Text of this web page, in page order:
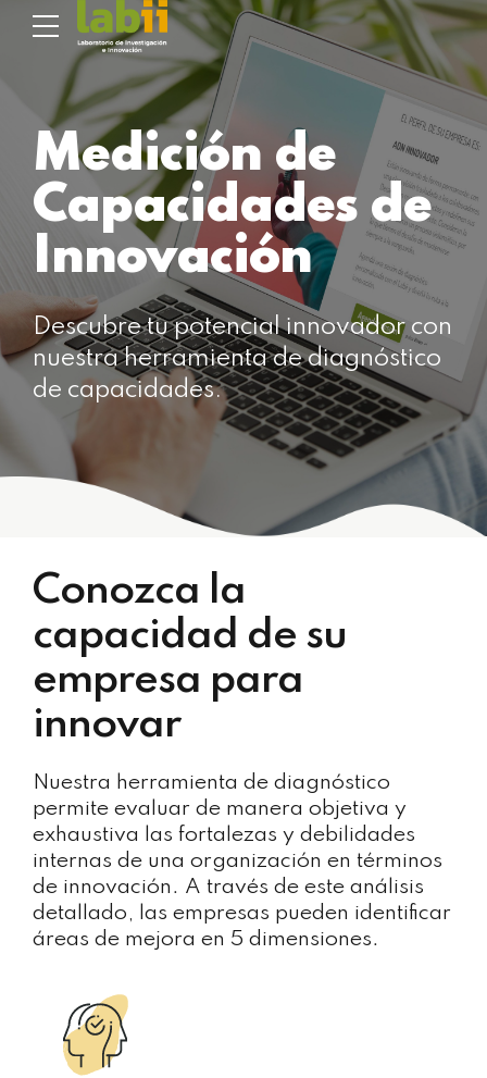
Medición de
Capacidades de
Innovación
Descubre tu potencial innovador con
nuestra herramienta de diagnóstico
de capacidades.
Conozca la
capacidad de su
empresa para
innovar
Nuestra herramienta de diagnóstico
permite evaluar de manera objetiva y
exhaustiva las fortalezas y debilidades
internas de una organización en términos
de innovación. A través de este análisis
detallado, las empresas pueden identificar
áreas de mejora en 5 dimensiones.